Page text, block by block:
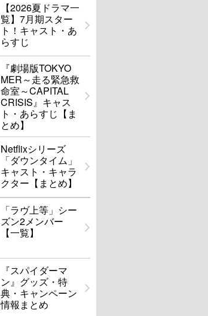
【2026夏ドラマ一
覧】7月期スター
ト！キャスト・あ
らすじ
『劇場版TOKYO
MER～走る緊急救
命室～CAPITAL
CRISIS』キャス
ト・あらすじ【ま
とめ】
Netflixシリーズ
「ダウンタイム」
キャスト・キャラ
クター【まとめ】
「ラヴ上等」シー
ズン2メンバー
【一覧】
『スパイダーマ
ン』グッズ・特
典・キャンペーン
情報まとめ